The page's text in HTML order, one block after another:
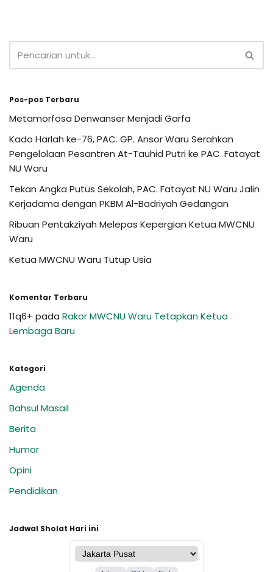
Pos-pos Terbaru
Metamorfosa Denwanser Menjadi Garfa
Kado Harlah ke-76, PAC. GP. Ansor Waru Serahkan
Pengelolaan Pesantren At-Tauhid Putri ke PAC. Fatayat
NU Waru
Tekan Angka Putus Sekolah, PAC. Fatayat NU Waru Jalin
Kerjadama dengan PKBM Al-Badriyah Gedangan
Ribuan Pentakziyah Melepas Kepergian Ketua MWCNU
Waru
Ketua MWCNU Waru Tutup Usia
Komentar Terbaru
11q6+ pada Rakor MWCNU Waru Tetapkan Ketua
Lembaga Baru
Kategori
Agenda
Bahsul Masail
Berita
Humor
Opini
Pendidikan
Jadwal Sholat Hari ini